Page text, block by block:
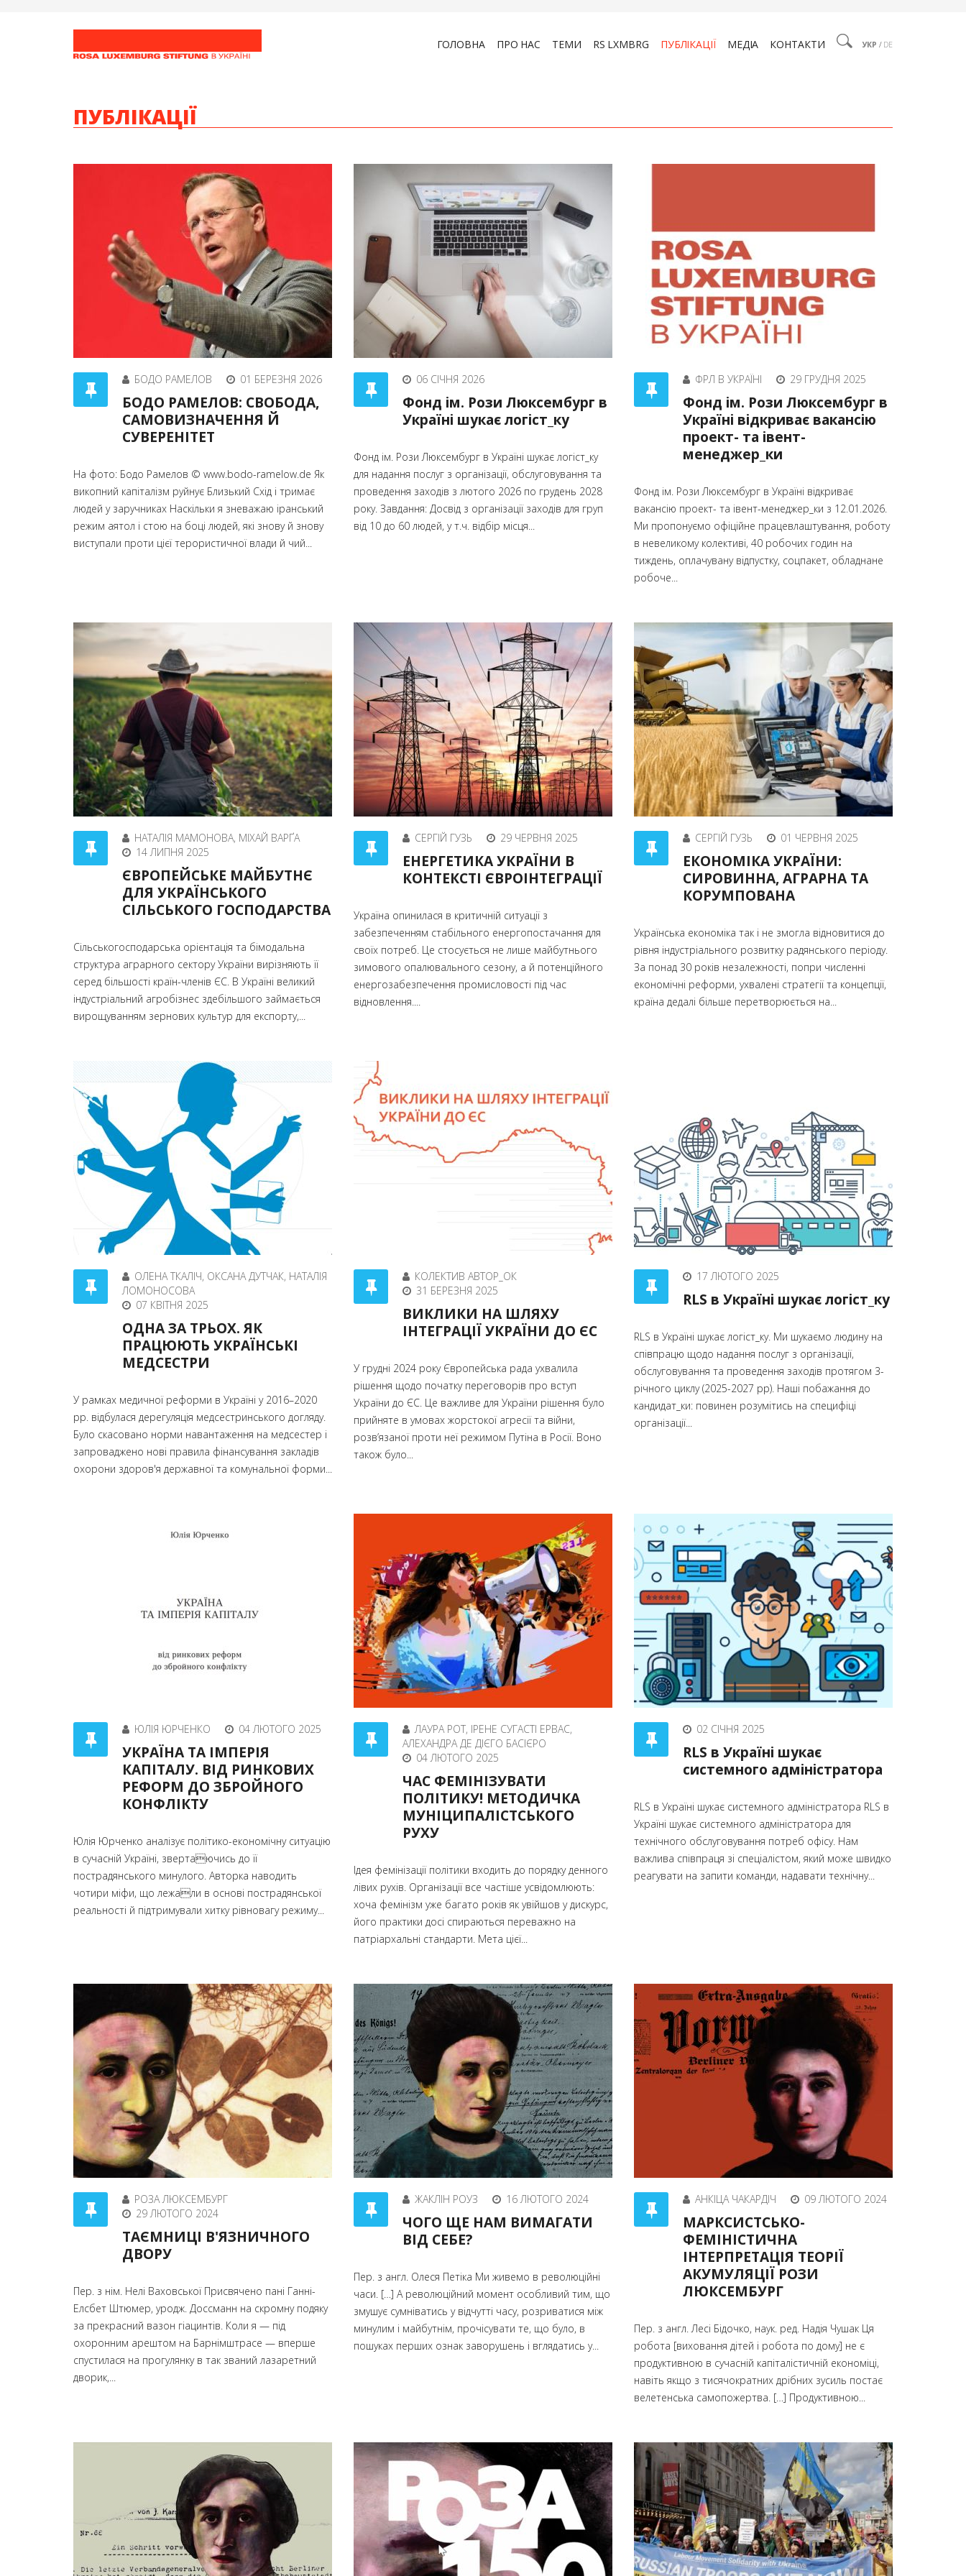
УКР / DE
ГОЛОВНА ПРО НАС ТЕМИ RS LXMBRG ПУБЛІКАЦІЇ МЕДІА КОНТАКТИ
ПУБЛІКАЦІЇ
БОДО РАМЕЛОВ 01 БЕРЕЗНЯ 2026
БОДО РАМЕЛОВ: СВОБОДА,
САМОВИЗНАЧЕННЯ Й
СУВЕРЕНІТЕТ
На фото: Бодо Рамелов © www.bodo-ramelow.de Як
викопний капіталізм руйнує Близький Схід і тримає
людей у заручниках Наскільки я зневажаю іранський
режим аятол і стою на боці людей, які знову й знову
виступали проти цієї терористичної влади й чий...
06 СІЧНЯ 2026
Фонд ім. Рози Люксембург в
Україні шукає логіст_ку
Фонд ім. Рози Люксембург в Україні шукає логіст_ку
для надання послуг з організації, обслуговування та
проведення заходів з лютого 2026 по грудень 2028
року. Завдання: Досвід з організації заходів для груп
від 10 до 60 людей, у т.ч. відбір місця...
ФРЛ В УКРАЇНІ 29 ГРУДНЯ 2025
Фонд ім. Рози Люксембург в
Україні відкриває вакансію
проект- та івент-
менеджер_ки
Фонд ім. Рози Люксембург в Україні відкриває
вакансію проект- та івент-менеджер_ки з 12.01.2026.
Ми пропонуємо офіційне працевлаштування, роботу
в невеликому колективі, 40 робочих годин на
тиждень, оплачувану відпустку, соцпакет, обладнане
робоче...
НАТАЛІЯ МАМОНОВА, МІХАЙ ВАРҐА
14 ЛИПНЯ 2025
ЄВРОПЕЙСЬКЕ МАЙБУТНЄ
ДЛЯ УКРАЇНСЬКОГО
СІЛЬСЬКОГО ГОСПОДАРСТВА
Сільськогосподарська орієнтація та бімодальна
структура аграрного сектору України вирізняють її
серед більшості країн-членів ЄС. В Україні великий
індустріальний агробізнес здебільшого займається
вирощуванням зернових культур для експорту,...
СЕРГІЙ ГУЗЬ 29 ЧЕРВНЯ 2025
ЕНЕРГЕТИКА УКРАЇНИ В
КОНТЕКСТІ ЄВРОІНТЕГРАЦІЇ
Україна опинилася в критичній ситуації з
забезпеченням стабільного енергопостачання для
своїх потреб. Це стосується не лише майбутнього
зимового опалювального сезону, а й потенційного
енергозабезпечення промисловості під час
відновлення....
СЕРГІЙ ГУЗЬ 01 ЧЕРВНЯ 2025
ЕКОНОМІКА УКРАЇНИ:
СИРОВИННА, АГРАРНА ТА
КОРУМПОВАНА
Українська економіка так і не змогла відновитися до
рівня індустріального розвитку радянського періоду.
За понад 30 років незалежності, попри численні
економічні реформи, ухвалені стратегії та концепції,
країна дедалі більше перетворюється на...
ОЛЕНА ТКАЛІЧ, ОКСАНА ДУТЧАК, НАТАЛІЯ
ЛОМОНОСОВА
07 КВІТНЯ 2025
ОДНА ЗА ТРЬОХ. ЯК
ПРАЦЮЮТЬ УКРАЇНСЬКІ
МЕДСЕСТРИ
У рамках медичної реформи в Україні у 2016–2020
рр. відбулася дерегуляція медсестринського догляду.
Було скасовано норми навантаження на медсестер і
запроваджено нові правила фінансування закладів
охорони здоров'я державної та комунальної форми...
КОЛЕКТИВ АВТОР_ОК
31 БЕРЕЗНЯ 2025
ВИКЛИКИ НА ШЛЯХУ
ІНТЕГРАЦІЇ УКРАЇНИ ДО ЄС
У грудні 2024 року Європейська рада ухвалила
рішення щодо початку переговорів про вступ
України до ЄС. Це важливе для України рішення було
прийняте в умовах жорстокої агресії та війни,
розв’язаної проти неї режимом Путіна в Росії. Воно
також було...
17 ЛЮТОГО 2025
RLS в Україні шукає логіст_ку
RLS в Україні шукає логіст_ку. Ми шукаємо людину на
співпрацю щодо надання послуг з організації,
обслуговування та проведення заходів протягом 3-
річного циклу (2025-2027 рр). Наші побажання до
кандидат_ки: повинен розумітись на специфіці
організації...
ЮЛІЯ ЮРЧЕНКО 04 ЛЮТОГО 2025
УКРАЇНА ТА ІМПЕРІЯ
КАПІТАЛУ. ВІД РИНКОВИХ
РЕФОРМ ДО ЗБРОЙНОГО
КОНФЛІКТУ
Юлія Юрченко аналізує політико-економічну ситуацію
в сучасній Україні, звертаючись до її
пострадянського минулого. Авторка наводить
чотири міфи, що лежали в основі пострадянської
реальності й підтримували хитку рівновагу режиму...
ЛАУРА РОТ, ІРЕНЕ СУГАСТІ ЕРВАС,
АЛЕХАНДРА ДЕ ДІЄГО БАСІЄРО
04 ЛЮТОГО 2025
ЧАС ФЕМІНІЗУВАТИ
ПОЛІТИКУ! МЕТОДИЧКА
МУНІЦИПАЛІСТСЬКОГО
РУХУ
Ідея фемінізації політики входить до порядку денного
лівих рухів. Організації все частіше усвідомлюють:
хоча фемінізм уже багато років як увійшов у дискурс,
його практики досі спираються переважно на
патріархальні стандарти. Мета цієї...
02 СІЧНЯ 2025
RLS в Україні шукає
системного адміністратора
RLS в Україні шукає системного адміністратора RLS в
Україні шукає системного адміністратора для
технічного обслуговування потреб офісу. Нам
важлива співпраця зі спеціалістом, який може швидко
реагувати на запити команди, надавати технічну...
РОЗА ЛЮКСЕМБУРГ
29 ЛЮТОГО 2024
ТАЄМНИЦІ В'ЯЗНИЧНОГО
ДВОРУ
Пер. з нім. Нелі Ваховської Присвячено пані Ганні-
Елсбет Штюмер, уродж. Доссманн на скромну подяку
за прекрасний вазон гіацинтів. Коли я — під
охоронним арештом на Барнімштрасе — вперше
спустилася на прогулянку в так званий лазаретний
дворик,...
ЖАКЛІН РОУЗ 16 ЛЮТОГО 2024
ЧОГО ЩЕ НАМ ВИМАГАТИ
ВІД СЕБЕ?
Пер. з англ. Олеся Петіка Ми живемо в революційні
часи. […] А революційний момент особливий тим, що
змушує сумніватись у відчутті часу, розриватися між
минулим і майбутнім, прочісувати те, що було, в
пошуках перших ознак заворушень і вглядатись у...
АНКІЦА ЧАКАРДІЧ 09 ЛЮТОГО 2024
МАРКСИСТСЬКО-
ФЕМІНІСТИЧНА
ІНТЕРПРЕТАЦІЯ ТЕОРІЇ
АКУМУЛЯЦІЇ РОЗИ
ЛЮКСЕМБУРГ
Пер. з англ. Лесі Бідочко, наук. ред. Надія Чушак Ця
робота [виховання дітей і робота по дому] не є
продуктивною в сучасній капіталістичній економіці,
навіть якщо з тисячократних дрібних зусиль постає
велетенська самопожертва. […] Продуктивною...